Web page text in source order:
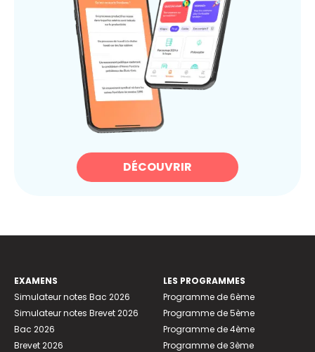
DÉCOUVRIR
EXAMENS
Simulateur notes Bac 2026
Simulateur notes Brevet 2026
Bac 2026
Brevet 2026
LES PROGRAMMES
Programme de 6ème
Programme de 5ème
Programme de 4ème
Programme de 3ème